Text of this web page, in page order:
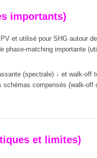
importants)
et utilisé pour SHG autour
phase-matching importante
(spectrale) ↓ et walk-off
compensés (walk-off
et limites)